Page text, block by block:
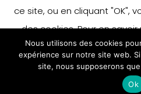
ce site, ou en cliquant "OK",
des cookies. Pour en
préférences en matière de
à notre politique sur les
En
Nous utilisons des cookies
expérience sur notre site web.
site, nous supposerons
Ok